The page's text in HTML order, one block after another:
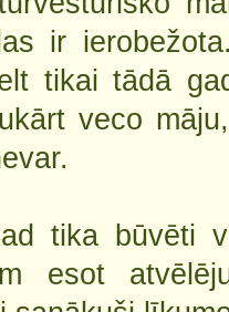
ir
tikai tādā
veco
tika būvēti
esot